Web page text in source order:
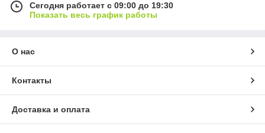
Сегодня работает с 09:00 до 19:30
Показать весь график работы
О нас
Контакты
Доставка и оплата